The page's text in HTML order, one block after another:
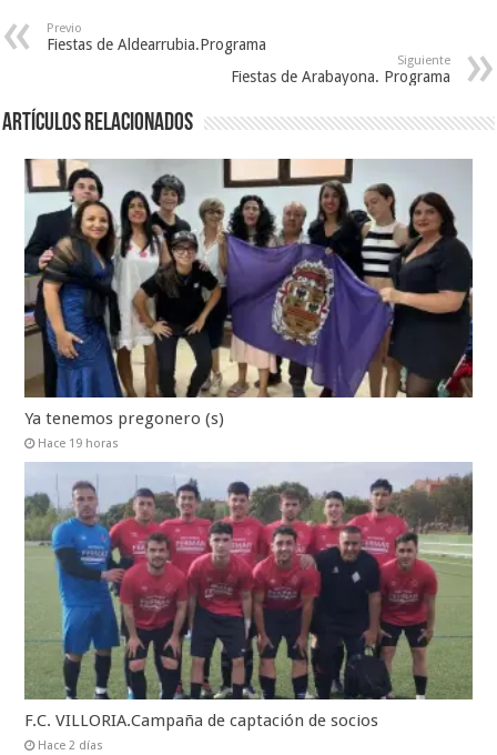
Previo
Fiestas de Aldearrubia.Programa
Siguiente
Fiestas de Arabayona. Programa
Artículos relacionados
Ya tenemos pregonero (s)
Hace 19 horas
F.C. VILLORIA.Campaña de captación de socios
Hace 2 días